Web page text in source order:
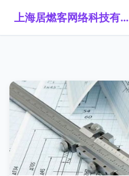
上海居燃客网络科技有限公司